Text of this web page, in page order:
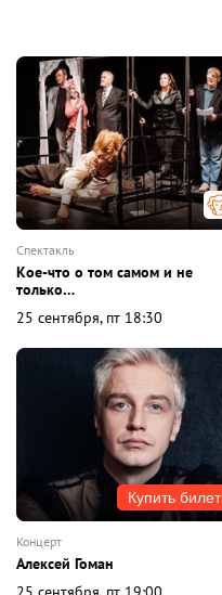
спектакль
Кое-что о том самом и не
только…
25 сентября, пт 18:30
Купить билет
концерт
Алексей Гоман